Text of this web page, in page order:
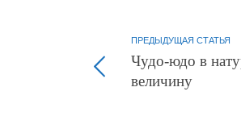
ПРЕДЫДУЩАЯ СТАТЬЯ
Чудо-юдо в
величину